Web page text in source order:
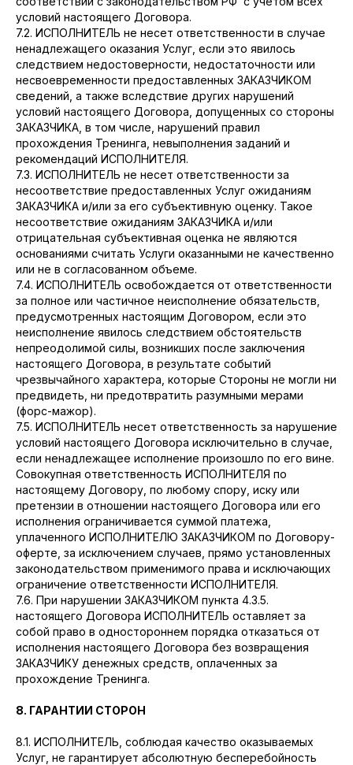
условий настоящего Договора.
7.2. ИСПОЛНИТЕЛЬ не несет ответственности в случае
ненадлежащего оказания Услуг, если это явилось
следствием недостоверности, недостаточности или
несвоевременности предоставленных ЗАКАЗЧИКОМ
сведений, а также вследствие других нарушений
условий настоящего Договора, допущенных со стороны
ЗАКАЗЧИКА, в том числе, нарушений правил
прохождения Тренинга, невыполнения заданий и
рекомендаций ИСПОЛНИТЕЛЯ.
7.3. ИСПОЛНИТЕЛЬ не несет ответственности за
несоответствие предоставленных Услуг ожиданиям
ЗАКАЗЧИКА и/или за его субъективную оценку. Такое
несоответствие ожиданиям ЗАКАЗЧИКА и/или
отрицательная субъективная оценка не являются
основаниями считать Услуги оказанными не качественно
или не в согласованном объеме.
7.4. ИСПОЛНИТЕЛЬ освобождается от ответственности
за полное или частичное неисполнение обязательств,
предусмотренных настоящим Договором, если это
неисполнение явилось следствием обстоятельств
непреодолимой силы, возникших после заключения
настоящего Договора, в результате событий
чрезвычайного характера, которые Стороны не могли ни
предвидеть, ни предотвратить разумными мерами
(форс-мажор).
7.5. ИСПОЛНИТЕЛЬ несет ответственность за нарушение
условий настоящего Договора исключительно в случае,
если ненадлежащее исполнение произошло по его вине.
Совокупная ответственность ИСПОЛНИТЕЛЯ по
настоящему Договору, по любому спору, иску или
претензии в отношении настоящего Договора или его
исполнения ограничивается суммой платежа,
уплаченного ИСПОЛНИТЕЛЮ ЗАКАЗЧИКОМ по Договору-
оферте, за исключением случаев, прямо установленных
законодательством применимого права и исключающих
ограничение ответственности ИСПОЛНИТЕЛЯ.
7.6. При нарушении ЗАКАЗЧИКОМ пункта 4.3.5.
настоящего Договора ИСПОЛНИТЕЛЬ оставляет за
собой право в одностороннем порядка отказаться от
исполнения настоящего Договора без возвращения
ЗАКАЗЧИКУ денежных средств, оплаченных за
прохождение Тренинга.
8. ГАРАНТИИ СТОРОН
8.1. ИСПОЛНИТЕЛЬ, соблюдая качество оказываемых
Услуг, не гарантирует абсолютную бесперебойность